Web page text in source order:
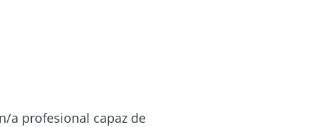
a profesional capaz de